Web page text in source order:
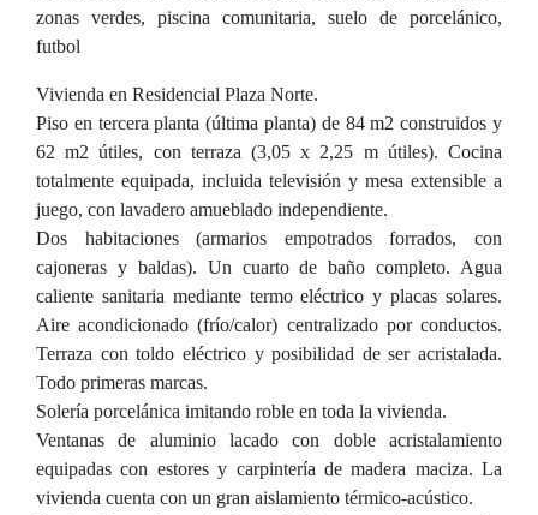
zonas verdes, piscina comunitaria, suelo de porcelánico,
futbol
Vivienda en Residencial Plaza Norte.
Piso en tercera planta (última planta) de 84 m2 construidos y
62 m2 útiles, con terraza (3,05 x 2,25 m útiles). Cocina
totalmente equipada, incluida televisión y mesa extensible a
juego, con lavadero amueblado independiente.
Dos habitaciones (armarios empotrados forrados, con
cajoneras y baldas). Un cuarto de baño completo. Agua
caliente sanitaria mediante termo eléctrico y placas solares.
Aire acondicionado (frío/calor) centralizado por conductos.
Terraza con toldo eléctrico y posibilidad de ser acristalada.
Todo primeras marcas.
Solería porcelánica imitando roble en toda la vivienda.
Ventanas de aluminio lacado con doble acristalamiento
equipadas con estores y carpintería de madera maciza. La
vivienda cuenta con un gran aislamiento térmico-acústico.